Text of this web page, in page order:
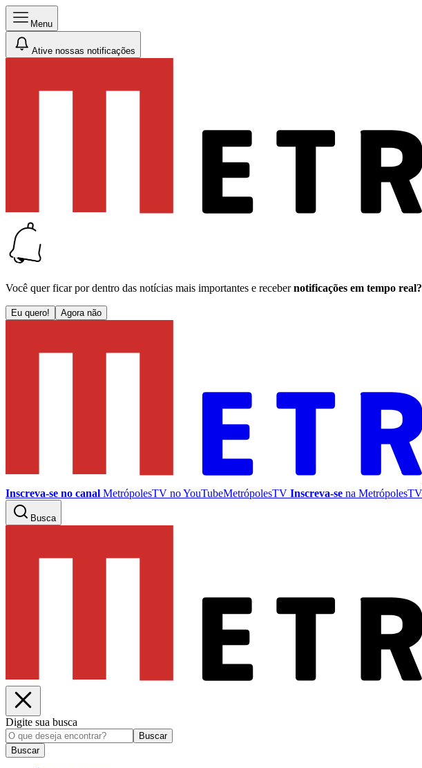
Menu
Ative nossas notificações
Você quer ficar por dentro das notícias mais importantes e receber notificações em tempo real?
Eu quero! Agora não
Inscreva-se no canal MetrópolesTV noYouTubeMetrópolesTV Inscreva-se na MetrópolesTV
Busca
Digite sua busca
Buscar
Buscar